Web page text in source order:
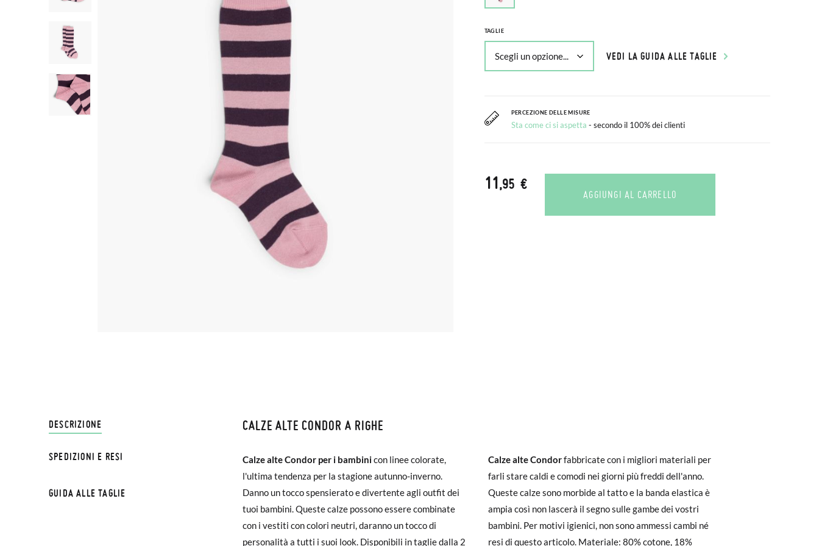
TAGLIE
VEDI LA GUIDA ALLE TAGLIE
PERCEZIONE DELLE MISURE
Sta come ci si aspetta - secondo il 100% dei clienti
11,95 €
AGGIUNGI AL CARRELLO
DESCRIZIONE CALZE ALTE CONDOR A RIGHE
Calze alte Condor per i bambinicon linee colorate,
l'ultima tendenza per la stagione autunno-inverno.
Danno un tocco spensierato e divertente agli outfit dei
tuoi bambini. Queste calze possono essere combinate
con i vestiti con colori neutri, daranno un tocco di
personalità a tutti i suoi look. Disponibili in taglie dalla 2
Calze alte Condorfabbricate con i migliori materiali per
farli stare caldi e comodi nei giorni più freddi dell'anno.
Queste calze sono morbide al tatto e la banda elastica è
ampia così non lascerà il segno sulle gambe dei vostri
bambini. Per motivi igienici, non sono ammessi cambi né
resi di questo articolo. Materiale: 80% cotone, 18%
SPEDIZIONI E RESI
SPEDIZIONI E RESI
Su Pisamonas la spedizione è gratuita a partire da 30 €. Per gli ordini inferiori a 30 €, la spedizione standard costa 3,95
€ e impiegherà da 4 a 5 giorni lavorativi per arrivare tramite corriere. Ti preghiamo di notare che l'ordine deve essere
effettuato prima delle 15:00, altrimenti verrà spedito il giorno successivo.
Se le scarpe arrivano e non sono esattamente quello che cercavi, puoi richiedere facilmente un reso gratuito.
GUIDA ALLE TAGLIE TAGLIA 2 4 8 10
12-24m 8-10A
19-22 23-26 27-31 32-35 36-39